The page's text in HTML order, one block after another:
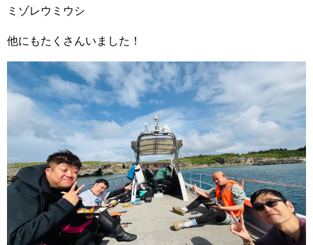
ミゾレウミウシ
他にもたくさんいました！